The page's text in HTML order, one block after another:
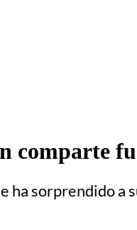
comparte
ha sorprendido a